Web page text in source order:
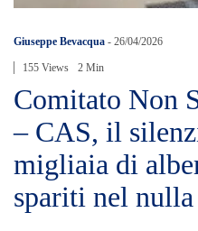
Giuseppe Bevacqua - 26/04/2026
155 Views 2 Min
Comitato Non
– CAS, il
migliaia di
spariti nel nulla